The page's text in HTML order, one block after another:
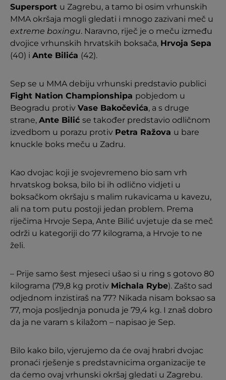
Supersport u Zagrebu, a tamo bi osim vrhunskih
MMA okršaja mogli gledati i mnogo zazivani meč u
extreme boxingu. Naravno, riječ je o meču između
dvojice vrhunskih hrvatskih boksača, Hrvoja Sepa
(40) i Ante Bilića (42).
Sep se u MMA debiju vrhunski predstavio publici
Fight Nation Championshipa pobjedom u
Beogradu protiv Vase Bakočevića, a s druge
strane, Ante Bilić se također predstavio odličnom
izvedbom u porazu protiv Petra Ražova u bare
knuckle boks meču u Zadru.
Kao dvojac koji je svojevremeno bio sam vrh
hrvatskog boksa, bilo bi ih odlično vidjeti u
boksačkom okršaju s malim rukavicama u kavezu,
ali na tom putu postoji jedan problem. Prema
riječima Hrvoje Sepa, Ante Bilić uvjetuje da se meč
održi u kategoriji do 77 kilograma, a Hrvoje to ne
želi.
– Prije samo šest mjeseci ušao si u ring s gotovo 80
kilograma (79,8 kg protiv Michala Rybe). Zašto sad
odjednom inzistiraš na 77? Nikada nisam boksao sa
77, moja posljednja ponuda je 79,4 kg. I znaš dobro
da ja ne varam s kilažom – napisao je Sep.
Bilo kako bilo, vjerujemo da će ovaj hrabri dvojac
pronaći rješenje s predstavnicima organizacije te
da ćemo ovaj vrhunski okršaj gledati u Zagrebu.